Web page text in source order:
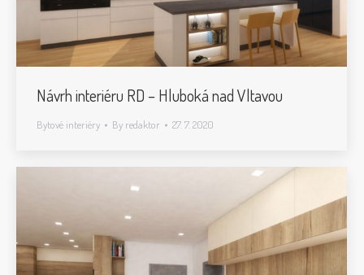
Návrh interiéru RD – Hluboká nad Vltavou
Bytové interiéry By redaktor 27. 7. 2020